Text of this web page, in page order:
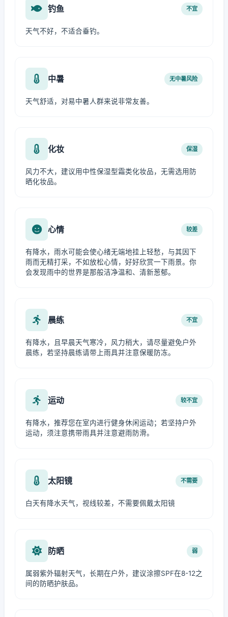
钓鱼 不宜
天气不好，不适合垂钓。
中暑 无中暑风险
天气舒适，对易中暑人群来说非常友善。
化妆 保湿
风力不大，建议用中性保湿型霜类化妆品，无需选用防
晒化妆品。
心情 较差
有降水，雨水可能会使心绪无端地挂上轻愁，与其因下
雨而无精打采，不如放松心情，好好欣赏一下雨景。你
会发现雨中的世界是那般洁净温和、清新葱郁。
晨练 不宜
有降水，且早晨天气寒冷，风力稍大，请尽量避免户外
晨练，若坚持晨练请带上雨具并注意保暖防冻。
运动 较不宜
有降水，推荐您在室内进行健身休闲运动；若坚持户外
运动，须注意携带雨具并注意避雨防滑。
太阳镜 不需要
白天有降水天气，视线较差，不需要佩戴太阳镜
防晒 弱
属弱紫外辐射天气，长期在户外，建议涂擦SPF在8-12之
间的防晒护肤品。